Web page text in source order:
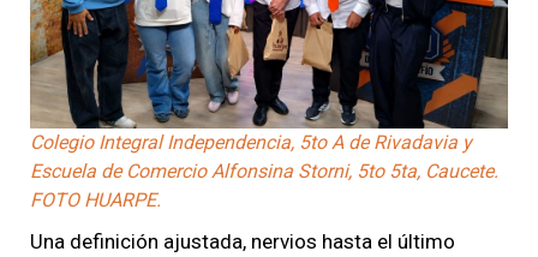
Colegio Integral Independencia, 5to A de Rivadavia y
Escuela de Comercio Alfonsina Storni, 5to 5ta, Caucete.
FOTO HUARPE.
Una definición ajustada, nervios hasta el último